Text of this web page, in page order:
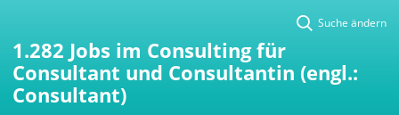
Suche ändern
1.282 Jobs im Consulting für
Consultant und Consultantin (engl.:
Consultant)